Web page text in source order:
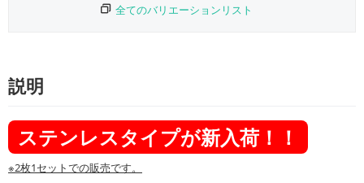
全てのバリエーションリスト
説明
ステンレスタイプが新入荷！！
※2枚1セットでの販売です。